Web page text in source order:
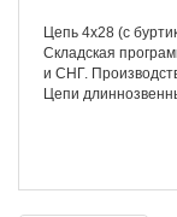
Цепь 4х28 (с
Складская
и СНГ.
Цепи